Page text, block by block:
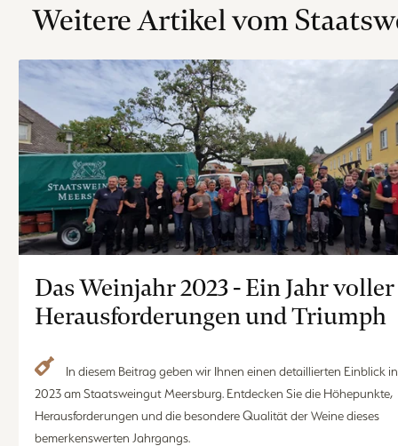
Weitere Artikel vom
Das Weinjahr 2023 - Ein Jahr voller
Herausforderungen und Triumph
2023 am Staatsweingut Meersburg. Entdecken Sie die Höhepunkte,
Herausforderungen und die besondere Qualität der Weine dieses
bemerkenswerten Jahrgangs.